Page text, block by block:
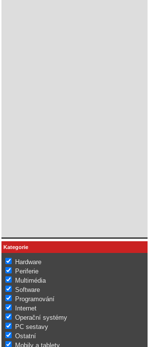
Kategorie
Hardware
Periferie
Multimédia
Software
Programování
Internet
Operační systémy
PC sestavy
Ostatní
Mobily a tablety